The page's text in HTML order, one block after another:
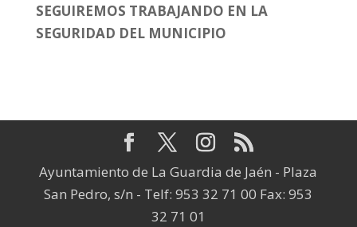
SEGUIREMOS TRABAJANDO EN LA
SEGURIDAD DEL MUNICIPIO
Ayuntamiento de La Guardia de Jaén - Plaza
San Pedro, s/n - Telf: 953 32 71 00 Fax: 953
32 71 01